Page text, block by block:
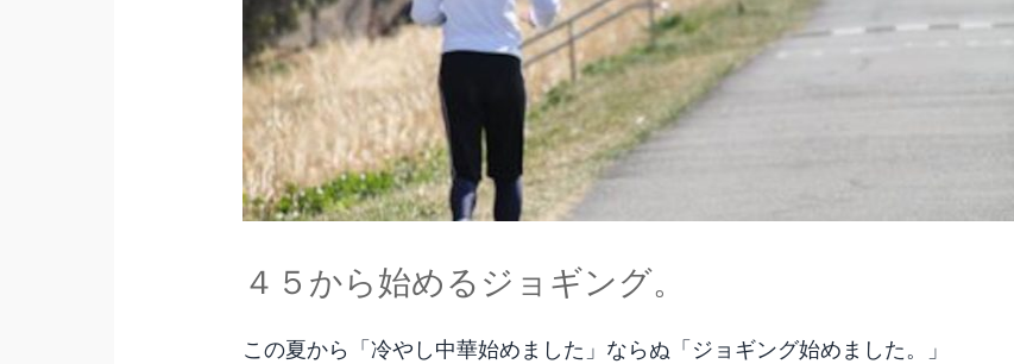
４５から始めるジョギング。
この夏から「冷やし中華始めました」ならぬ「ジョギング始めました。」